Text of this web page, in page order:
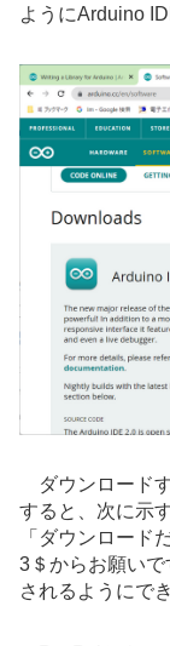
ようにArduino
ダウンロード
すると、次に示
「ダウンロード
3＄からお願い
されるようにで